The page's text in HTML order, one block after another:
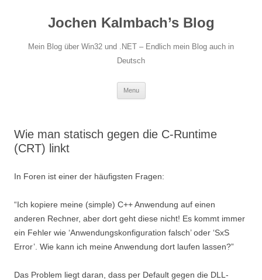
Jochen Kalmbach’s Blog
Mein Blog über Win32 und .NET – Endlich mein Blog auch in
Deutsch
Menu
Wie man statisch gegen die C-Runtime
(CRT) linkt
In Foren ist einer der häufigsten Fragen:
“Ich kopiere meine (simple) C++ Anwendung auf einen
anderen Rechner, aber dort geht diese nicht! Es kommt immer
ein Fehler wie ‘Anwendungskonfiguration falsch’ oder ‘SxS
Error’. Wie kann ich meine Anwendung dort laufen lassen?”
Das Problem liegt daran, dass per Default gegen die DLL-